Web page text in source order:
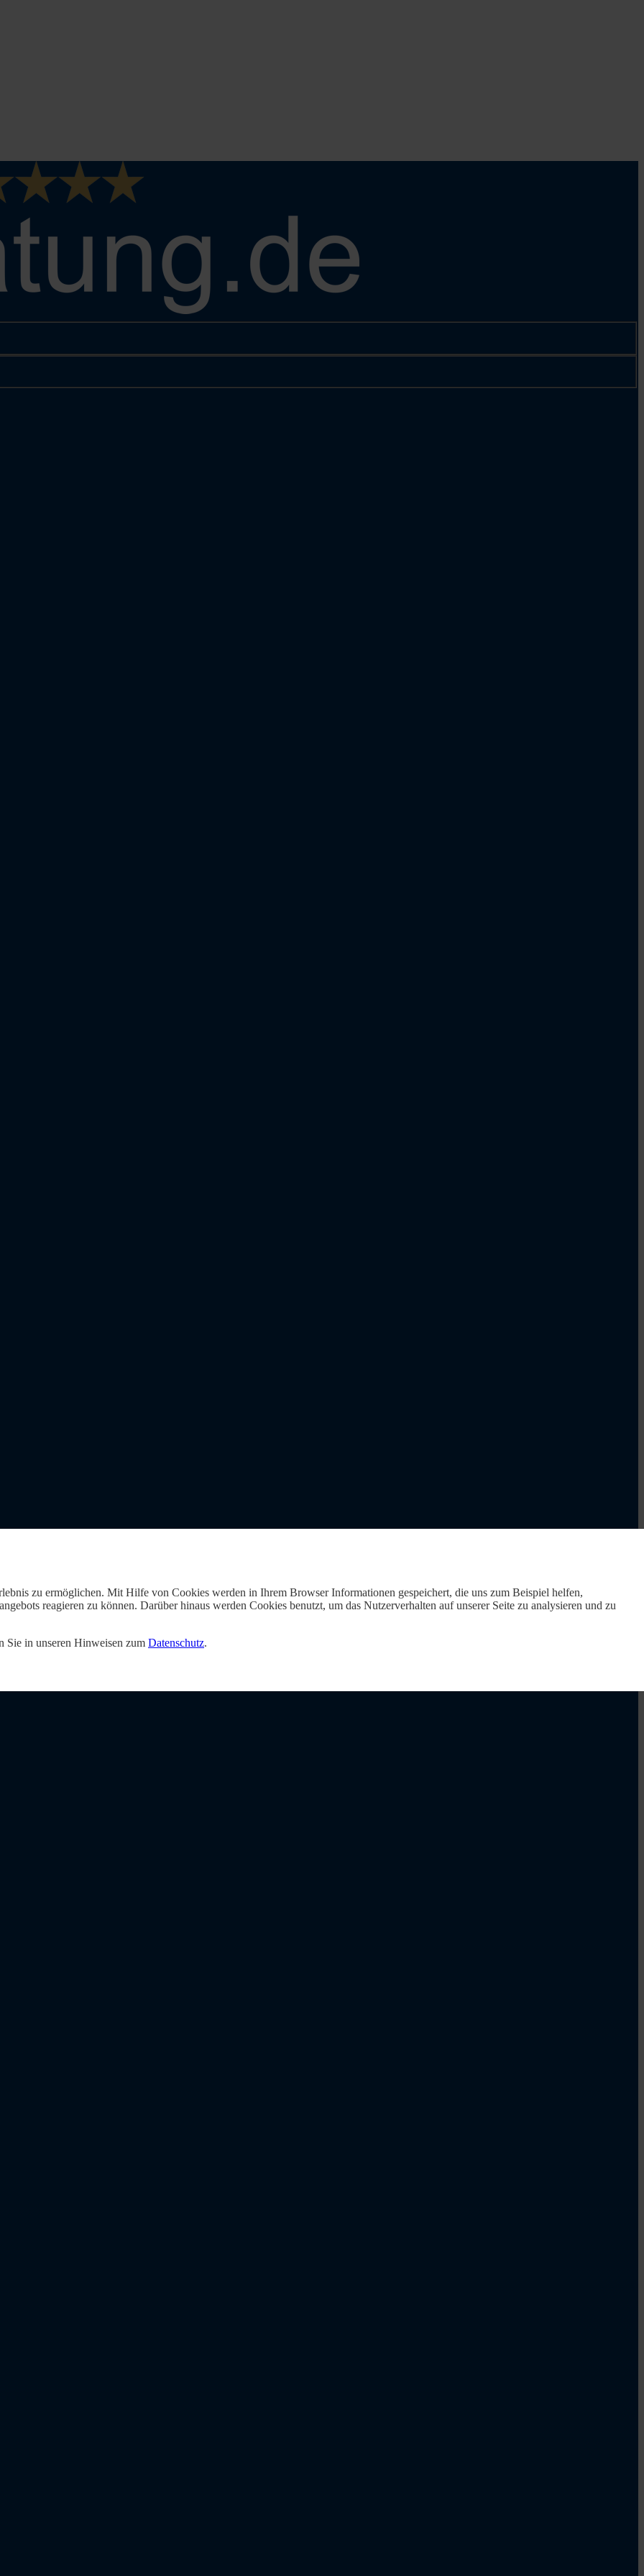
zu ermöglichen. Mit Hilfe von Cookies werden in Ihrem Browser Informationen gespeichert, die uns zum Beispiel helfen,
reagieren zu können. Darüber hinaus werden Cookies benutzt, um das Nutzerverhalten auf unserer Seite zu analysieren und zu
Sie in unseren Hinweisen zum Datenschutz.